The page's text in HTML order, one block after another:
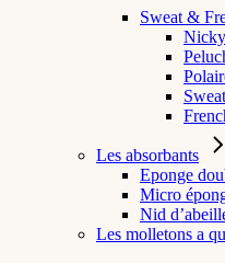
Sweat &
Nicky
Les absorbants
Eponge
Micro
Nid
Les molletons a